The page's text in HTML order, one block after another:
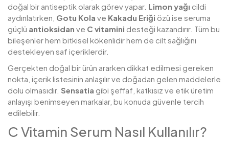
doğal bir antiseptik olarak görev yapar. Limon yağı cildi
aydınlatırken, Gotu Kola ve Kakadu Eriği özü ise seruma
güçlü antioksidan ve C vitamini desteği kazandırır. Tüm bu
bileşenler hem bitkisel kökenlidir hem de cilt sağlığını
destekleyen saf içeriklerdir.
Gerçekten doğal bir ürün ararken dikkat edilmesi gereken
nokta, içerik listesinin anlaşılır ve doğadan gelen maddelerle
dolu olmasıdır. Sensatia gibi şeffaf, katkısız ve etik üretim
anlayışı benimseyen markalar, bu konuda güvenle tercih
edilebilir.
C Vitamin Serum Nasıl Kullanılır?